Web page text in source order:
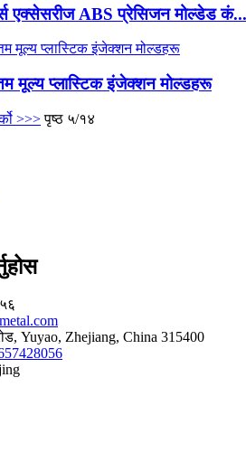
एक्सेसरीज ABS प्रेसिजन मोल्डेड कं...
मूल्य प्लास्टिक इंजेक्शन मोल्डहरू
>>> पृष्ठ ५/१४
Yuyao, Zhejiang, China 315400